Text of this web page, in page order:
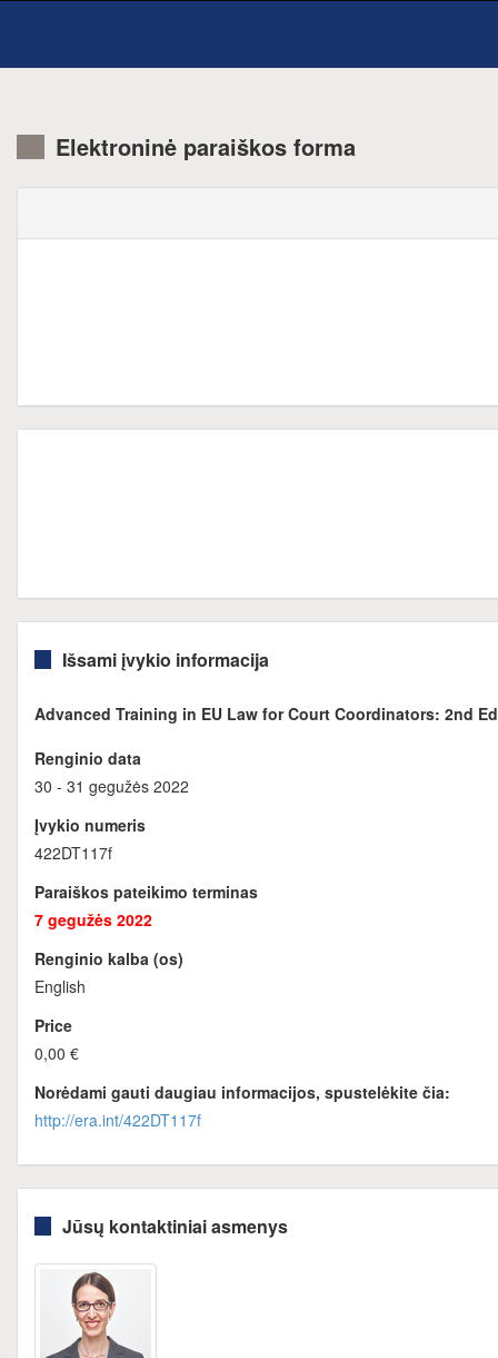
Elektroninė paraiškos forma
Išsami įvykio informacija
Advanced Training in EU Law for Court Coordinators: 2nd
Renginio data
30 - 31 gegužės 2022
Įvykio numeris
422DT117f
Paraiškos pateikimo terminas
7 gegužės 2022
Renginio kalba (os)
English
Price
0,00 €
Norėdami gauti daugiau informacijos, spustelėkite čia:
http://era.int/422DT117f
Jūsų kontaktiniai asmenys